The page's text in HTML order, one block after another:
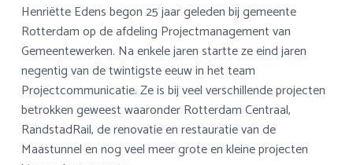
Henriëtte Edens begon 25 jaar geleden bij gemeente
Rotterdam op de afdeling Projectmanagement van
Gemeentewerken. Na enkele jaren startte ze eind jaren
negentig van de twintigste eeuw in het team
Projectcommunicatie. Ze is bij veel verschillende projecten
betrokken geweest waaronder Rotterdam Centraal,
RandstadRail, de renovatie en restauratie van de
Maastunnel en nog veel meer grote en kleine projecten